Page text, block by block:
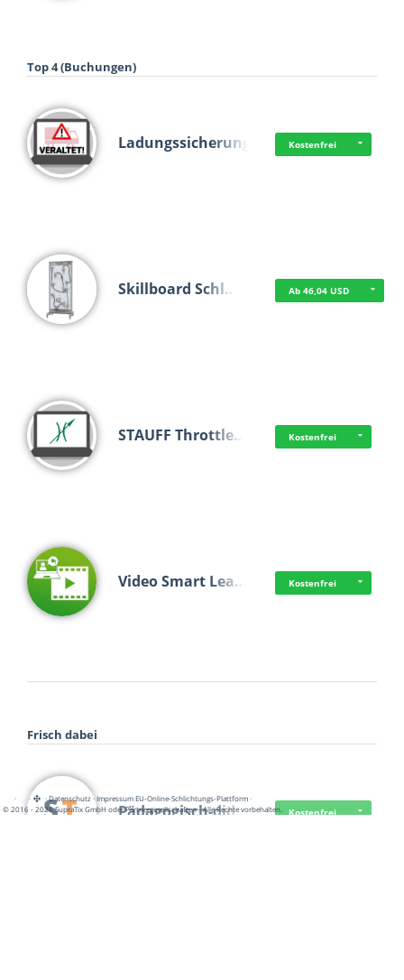
Top 4 (Buchungen)
Ladungssicherung Kostenfrei
Skillboard Schl… Ab 46,04 USD
STAUFF Throttle… Kostenfrei
Video Smart Lea… Kostenfrei
Frisch dabei
Pädagogisch-did… Kostenfrei
· · ·Datenschutz·Impressum EU-Online-Schlichtungs-Plattform·
© 2016 - 2026 SupraTix GmbH oder Partnergesellschaften - Alle Rechte vorbehalten.